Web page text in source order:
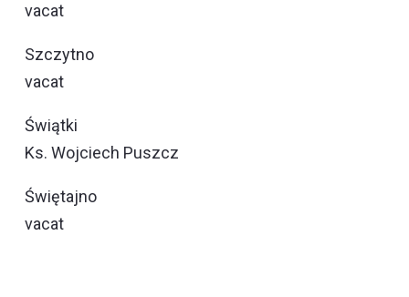
vacat
Szczytno
vacat
Świątki
Ks. Wojciech Puszcz
Świętajno
vacat